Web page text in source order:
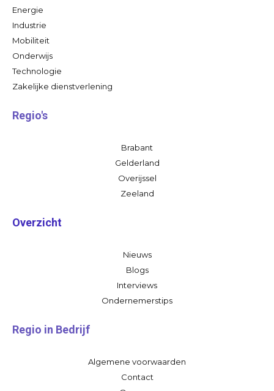
Energie
Industrie
Mobiliteit
Onderwijs
Technologie
Zakelijke dienstverlening
Regio's
Brabant
Gelderland
Overijssel
Zeeland
Overzicht
Nieuws
Blogs
Interviews
Ondernemerstips
Regio in Bedrijf
Algemene voorwaarden
Contact